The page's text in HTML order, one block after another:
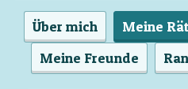
Über mich
Meine
Meine Freunde